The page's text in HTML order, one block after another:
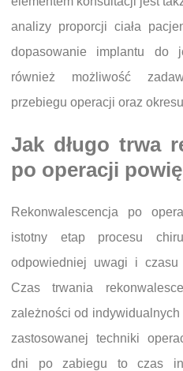
analizy proporcji ciała
dopasowanie implantu do
również możliwość
przebiegu operacji oraz
Jak długo trwa
po operacji
Rekonwalescencja po
istotny etap procesu
odpowiedniej uwagi i czasu
Czas trwania
zależności od
zastosowanej techniki
dni po zabiegu to czas